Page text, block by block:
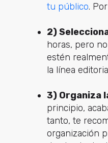
tu público.
2)
horas, pero
estén
la línea
3) Organiza
principio,
tanto, te
organización